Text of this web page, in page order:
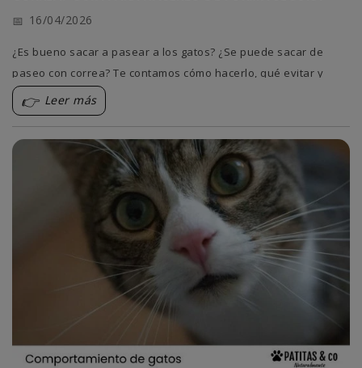
16/04/2026
¿Es bueno sacar a pasear a los gatos? ¿Se puede sacar de
paseo con correa? Te contamos cómo hacerlo, qué evitar y
alternativas si no quiere salir a la calle.
Leer más